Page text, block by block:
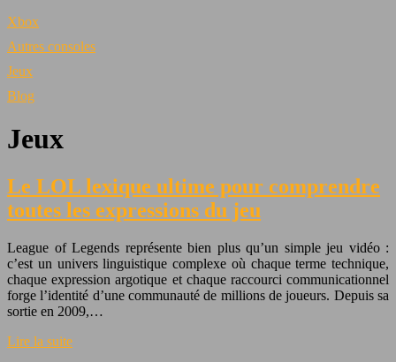
Xbox
Autres consoles
Jeux
Blog
Jeux
Le LOL lexique ultime pour comprendre
toutes les expressions du jeu
League of Legends représente bien plus qu’un simple jeu vidéo :
c’est un univers linguistique complexe où chaque terme technique,
chaque expression argotique et chaque raccourci communicationnel
forge l’identité d’une communauté de millions de joueurs. Depuis sa
sortie en 2009,…
Lire la suite